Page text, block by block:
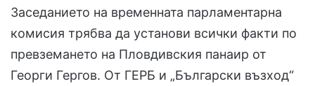
Заседанието на временната парламентарна
комисия трябва да установи всички факти по
превземането на Пловдивския панаир от
Георги Гергов. От ГЕРБ и „Български възход“